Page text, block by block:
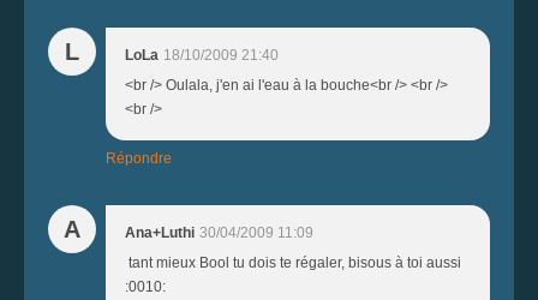
L LoLa 18/10/2009 21:40
<br /> Oulala, j'en ai l'eau à la bouche<br /> <br />
<br />
Répondre
A Ana+Luthi 30/04/2009 11:09
tant mieux Bool tu dois te régaler, bisous à toi aussi
:0010: